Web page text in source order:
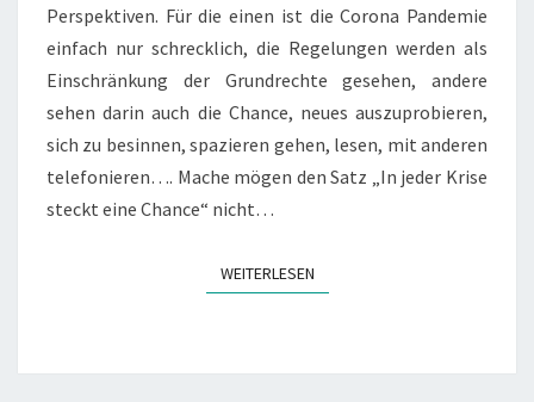
Perspektiven. Für die einen ist die Corona Pandemie
einfach nur schrecklich, die Regelungen werden als
Einschränkung der Grundrechte gesehen, andere
sehen darin auch die Chance, neues auszuprobieren,
sich zu besinnen, spazieren gehen, lesen, mit anderen
telefonieren…. Mache mögen den Satz „In jeder Krise
steckt eine Chance“ nicht…
WEITERLESENWEITERLESEN